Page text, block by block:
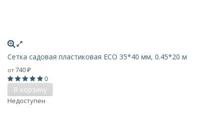
Сетка садовая пластиковая ECO 35*40 мм, 0.45*20 м
от 740 ₽
0
В корзину
Недоступен